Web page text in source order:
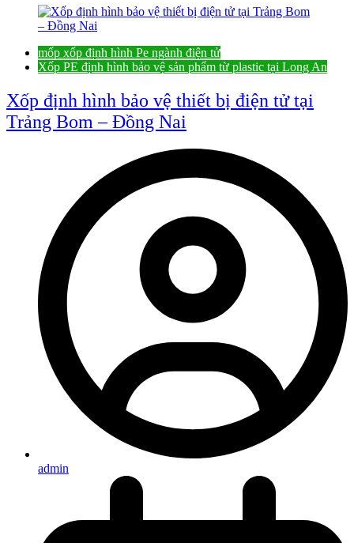
mốp xốp định hình Pe ngành điện tử
Xốp PE định hình bảo vệ sản phẩm từ plastic tại Long An
Xốp định hình bảo vệ thiết bị điện tử tại
Trảng Bom – Đồng Nai
admin